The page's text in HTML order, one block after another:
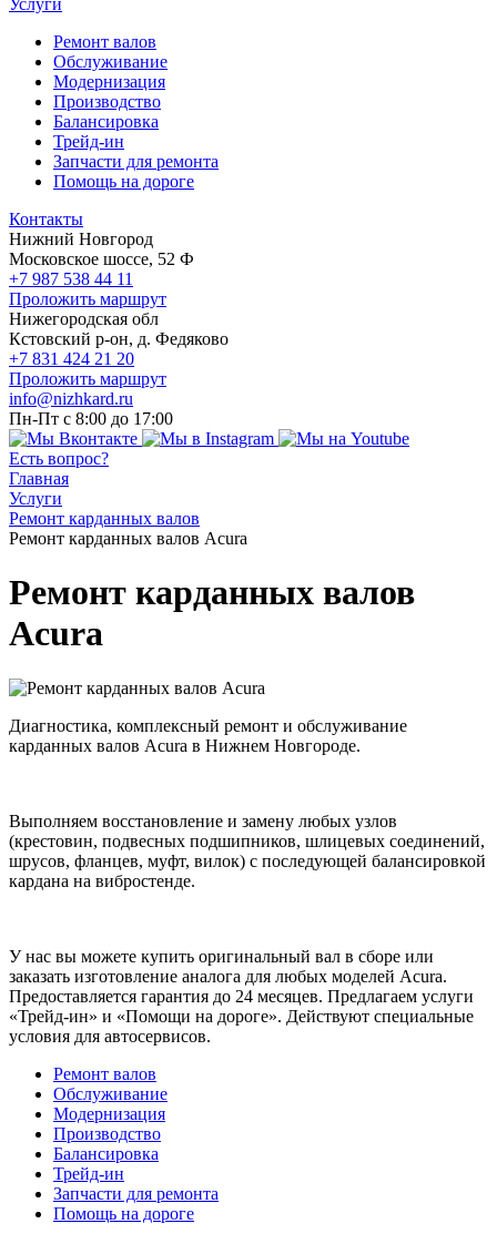
Услуги
Ремонт валов
Обслуживание
Модернизация
Производство
Балансировка
Трейд-ин
Запчасти для ремонта
Помощь на дороге
Контакты
Нижний Новгород
Московское шоссе, 52 Ф
+7 987 538 44 11
Проложить маршрут
Нижегородская обл
Кстовский р-он, д. Федяково
+7 831 424 21 20
Проложить маршрут
info@nizhkard.ru
Пн-Пт с 8:00 до 17:00
Есть вопрос?
Главная
Услуги
Ремонт карданных валов
Ремонт карданных валов Acura
Ремонт карданных валов
Acura
Диагностика, комплексный ремонт и обслуживание
карданных валов Acura в Нижнем Новгороде.
Выполняем восстановление и замену любых узлов
(крестовин, подвесных подшипников, шлицевых соединений,
шрусов, фланцев, муфт, вилок) с последующей балансировкой
кардана на вибростенде.
У нас вы можете купить оригинальный вал в сборе или
заказать изготовление аналога для любых моделей Acura.
Предоставляется гарантия до 24 месяцев. Предлагаем услуги
«Трейд-ин» и «Помощи на дороге». Действуют специальные
условия для автосервисов.
Ремонт валов
Обслуживание
Модернизация
Производство
Балансировка
Трейд-ин
Запчасти для ремонта
Помощь на дороге